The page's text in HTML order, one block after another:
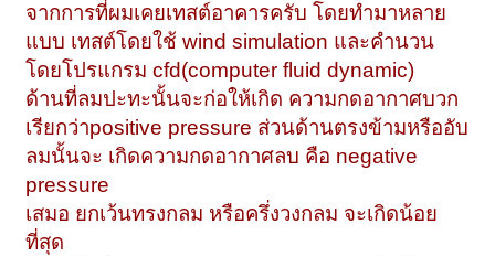
จากการที่ผมเคยเทสต์อาคารครับ โดยทำมาหลาย
แบบ เทสต์โดยใช้ wind simulation และคำนวน
โดยโปรแกรม cfd(computer fluid dynamic)
ด้านที่ลมปะทะนั้นจะก่อให้เกิด ความกดอากาศบวก
เรียกว่าpositive pressure ส่วนด้านตรงข้ามหรืออับ
ลมนั้นจะ เกิดความกดอากาศลบ คือ negative
pressure
เสมอ ยกเว้นทรงกลม หรือครึ่งวงกลม จะเกิดน้อย
ที่สุด